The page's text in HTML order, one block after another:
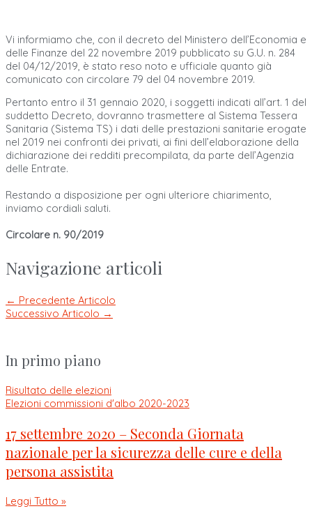
Vi informiamo che, con il decreto del Ministero dell’Economia e
delle Finanze del 22 novembre 2019 pubblicato su G.U. n. 284
del 04/12/2019, è stato reso noto e ufficiale quanto già
comunicato con circolare 79 del 04 novembre 2019.
Pertanto entro il 31 gennaio 2020, i soggetti indicati all’art. 1 del
suddetto Decreto, dovranno trasmettere al Sistema Tessera
Sanitaria (Sistema TS) i dati delle prestazioni sanitarie erogate
nel 2019 nei confronti dei privati, ai fini dell’elaborazione della
dichiarazione dei redditi precompilata, da parte dell’Agenzia
delle Entrate.
Restando a disposizione per ogni ulteriore chiarimento,
inviamo cordiali saluti.
Circolare n. 90/2019
Navigazione articoli
← Precedente Articolo
Successivo Articolo →
In primo piano
Risultato delle elezioni
Elezioni commissioni d'albo 2020-2023
17 settembre 2020 – Seconda Giornata
nazionale per la sicurezza delle cure e della
persona assistita
Leggi Tutto »